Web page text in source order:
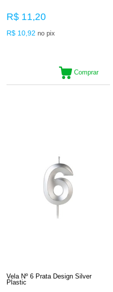
R$ 11,20
R$ 10,92 no pix
Comprar
Vela Nº 6 Prata Design Silver
Plastic